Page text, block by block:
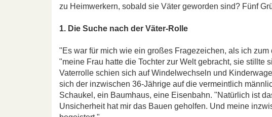
zu Heimwerkern, sobald sie Väter geworden sind? Fünf
1. Die Suche nach der Väter-Rolle
"Es war für mich wie ein großes Fragezeichen, als ich
"meine Frau hatte die Tochter zur Welt gebracht, sie stillte
Vaterrolle schien sich auf Windelwechseln und
sich der inzwischen 36-Jährige auf die vermeintlich
Schaukel, ein Baumhaus, eine Eisenbahn. "Natürlich ist
Unsicherheit hat mir das Bauen geholfen. Und meine